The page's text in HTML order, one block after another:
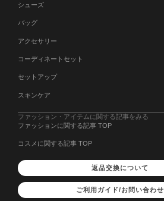
シューズ
バッグ
アクセサリー
コーディネートセット
セットアップ
スキンケア
ファッション・アイテムに関する記事をみる
ファッションに関する記事 TOP
コスメに関する記事 TOP
返品交換について
ご利用ガイド/お問い合わせ